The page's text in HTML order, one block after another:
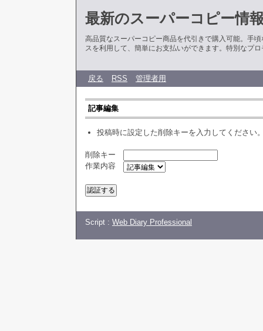
最新のスーパーコピー情
高品質なスーパーコピー商品を代引きで購入可能。手
スを利用して、簡単にお支払いができます。特別なプ
戻る RSS 管理者用
記事編集
投稿時に設定した削除キーを入力してください
削除キー
作業内容
Script : Web Diary Professional